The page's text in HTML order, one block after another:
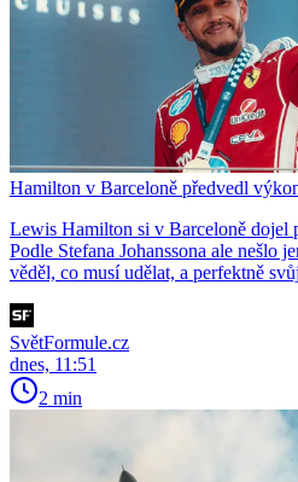
Hamilton v Barceloně předvedl
Lewis Hamilton si v Barceloně dojel
Podle Stefana Johanssona ale nešlo
věděl, co musí udělat, a perfektně
SvětFormule.cz
dnes, 11:51
2 min